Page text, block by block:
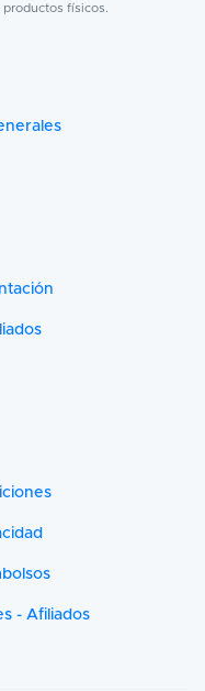
físicos.
- Afiliados